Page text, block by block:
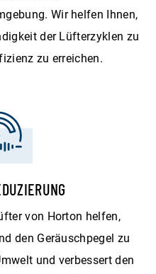
Wir helfen Ihnen,
der Lüfterzyklen zu
zu erreichen.
von Horton helfen,
den Geräuschpegel zu
und verbessert den